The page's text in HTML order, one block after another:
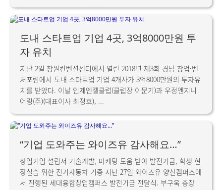
도내 스타트업 기업 4곳, 3억8000만원 투
자 유치
지난 2일 창원컨벤션센터에서 열린 2018년 제3회 경남 창업·벤
처포럼에서 도내 스타트업 기업 4개사가 3억8000만원의 투자유
치를 받았다. 이날 인제엔젤클럽(클럽장 이문기)과 우정엔지니
어링(주)(대표이사 최정호), ...
“기업 도와주는 와이즈유 감사해요…”
창업기업 설립서 기술개발, 마케팅 도움 받아 발전기금, 학생 현
장실습 위한 전기자동차 기증 지난 27일 와이즈유 양산캠퍼스에
서 진행된 세대융합창업캠퍼스 발전기금 전달식. 부구욱 총장